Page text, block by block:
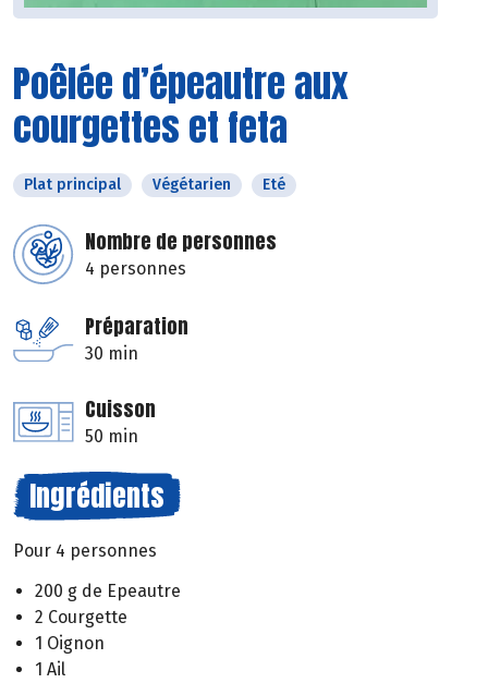
Poêlée d’épeautre aux
courgettes et feta
Plat principal Végétarien Eté
Nombre de personnes
4 personnes
Préparation
30 min
Cuisson
50 min
Ingrédients
Pour 4 personnes
200 g de Epeautre
2 Courgette
1 Oignon
1 Ail